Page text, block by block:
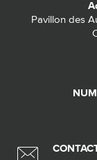
Pavillon des